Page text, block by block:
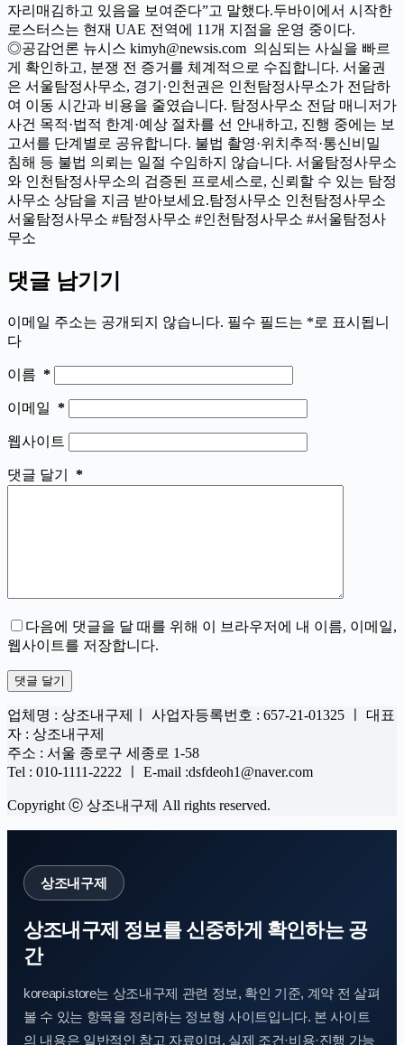
자리매김하고 있음을 보여준다”고 말했다.두바이에서 시작한
로스터스는 현재 UAE 전역에 11개 지점을 운영 중이다.
◎공감언론 뉴시스 kimyh@newsis.com 의심되는 사실을 빠르
게 확인하고, 분쟁 전 증거를 체계적으로 수집합니다. 서울권
은 서울탐정사무소, 경기·인천권은 인천탐정사무소가 전담하
여 이동 시간과 비용을 줄였습니다. 탐정사무소 전담 매니저가
사건 목적·법적 한계·예상 절차를 선 안내하고, 진행 중에는 보
고서를 단계별로 공유합니다. 불법 촬영·위치추적·통신비밀
침해 등 불법 의뢰는 일절 수임하지 않습니다. 서울탐정사무소
와 인천탐정사무소의 검증된 프로세스로, 신뢰할 수 있는 탐정
사무소 상담을 지금 받아보세요.탐정사무소 인천탐정사무소
서울탐정사무소 #탐정사무소 #인천탐정사무소 #서울탐정사
무소
댓글 남기기
이메일 주소는 공개되지 않습니다. 필수 필드는 *로 표시됩니
다
이름 *
이메일 *
웹사이트
댓글 달기 *
다음에 댓글을 달 때를 위해 이 브라우저에 내 이름, 이메일,
웹사이트를 저장합니다.
댓글 달기
업체명 : 상조내구제ㅣ 사업자등록번호 : 657-21-01325 ㅣ 대표
자 : 상조내구제
주소 : 서울 종로구 세종로 1-58
Tel : 010-1111-2222 ㅣ E-mail :dsfdeoh1@naver.com
Copyright ⓒ 상조내구제 All rights reserved.
상조내구제
상조내구제 정보를 신중하게 확인하는 공
간
koreapi.store는 상조내구제 관련 정보, 확인 기준, 계약 전 살펴
볼 수 있는 항목을 정리하는 정보형 사이트입니다. 본 사이트
의 내용은 일반적인 참고 자료이며, 실제 조건·비용·진행 가능